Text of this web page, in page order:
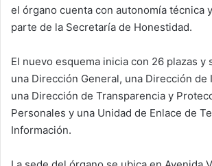
el órgano cuenta con autonomía técnica
parte de la Secretaría de Honestidad.
El nuevo esquema inicia con 26 plazas y
una Dirección General, una Dirección de
una Dirección de Transparencia y
Personales y una Unidad de Enlace de
Información.